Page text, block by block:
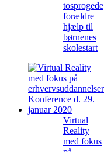
tosprogede
forældre
hjælp til
børnenes
skolestart
Virtual
Reality
med fokus